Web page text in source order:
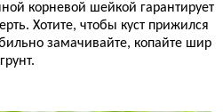
корневой шейкой гарантирует
Хотите, чтобы куст прижился
замачивайте, копайте шир